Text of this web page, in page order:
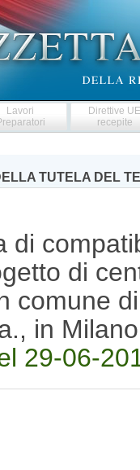
Lavori
Direttive
recepite
TUTELA DEL
di
di
comune
in
29-06-